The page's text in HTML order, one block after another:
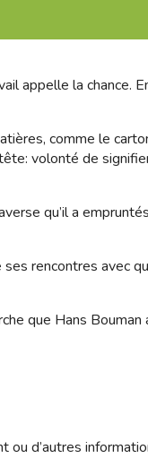
appelle la chance.
comme le
volonté de
qu’il a
ses rencontres avec
que Hans Bouman
ou d’autres